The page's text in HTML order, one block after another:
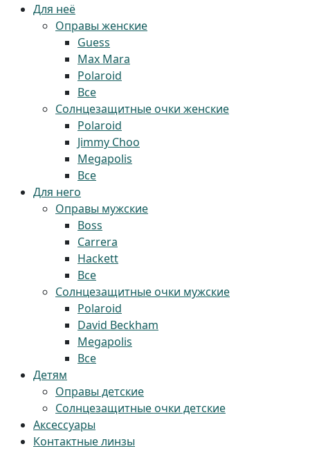
Для неё
Оправы женские
Guess
Max Mara
Polaroid
Все
Солнцезащитные очки женские
Polaroid
Jimmy Choo
Megapolis
Все
Для него
Оправы мужские
Boss
Carrera
Hackett
Все
Солнцезащитные очки мужские
Polaroid
David Beckham
Megapolis
Все
Детям
Оправы детские
Солнцезащитные очки детские
Аксессуары
Контактные линзы